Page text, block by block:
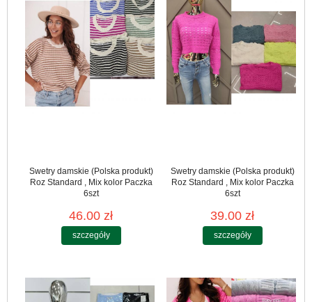
Swetry damskie (Polska produkt)
Roz Standard , Mix kolor Paczka
6szt
46.00 zł
szczegóły
Swetry damskie (Polska produkt)
Roz Standard , Mix kolor Paczka
6szt
39.00 zł
szczegóły